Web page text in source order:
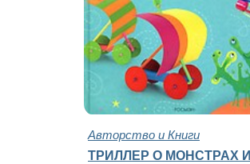
Авторство и Книги
ТРИЛЛЕР О МОНСТРАХ И